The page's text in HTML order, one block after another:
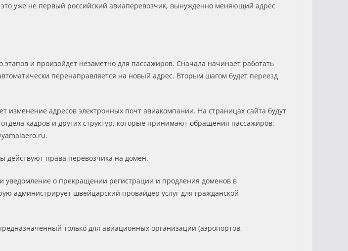
уже не первый российский авиаперевозчик, вынужденно меняющий адрес
и произойдет незаметно для пассажиров. Сначала начинает работать
перенаправляется на новый адрес. Вторым шагом будет переезд
адресов электронных почт авиакомпании. На страницах сайта будут
кадров и других структур, которые принимают обращения пассажиров.
действуют права перевозчика на домен.
уведомление о прекращении регистрации и продления доменов в
администрирует швейцарский провайдер услуг для гражданской
только для авиационных организаций (аэропортов,